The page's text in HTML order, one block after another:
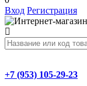
Вход Регистрация
+7 (953) 105-29-23